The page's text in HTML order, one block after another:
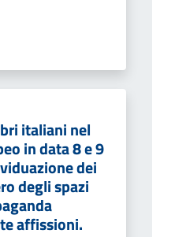
italiani nel
in data 8 e 9
dei
degli spazi
affissioni.